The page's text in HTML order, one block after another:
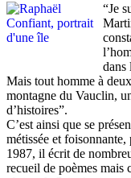
“Je
dans
Mais tout homme à
montagne du Vauclin,
d’histoires”.
C’est ainsi que se
métissée et
1987, il écrit de
recueil de poèmes mais